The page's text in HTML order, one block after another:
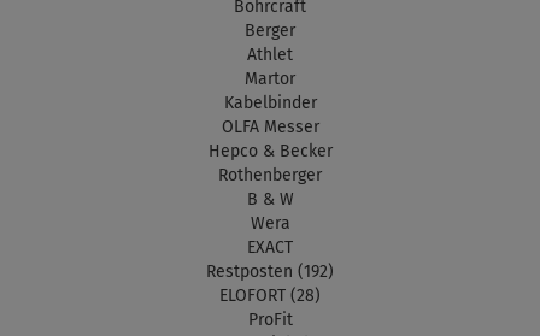
Bohrcraft
Berger
Athlet
Martor
Kabelbinder
OLFA Messer
Hepco & Becker
Rothenberger
B & W
Wera
EXACT
Restposten (192)
ELOFORT (28)
ProFit